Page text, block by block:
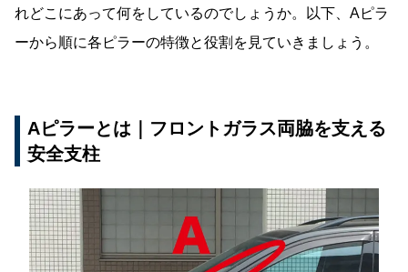
れどこにあって何をしているのでしょうか。以下、Aピラ
ーから順に各ピラーの特徴と役割を見ていきましょう。
Aピラーとは｜フロントガラス両脇を支える
安全支柱